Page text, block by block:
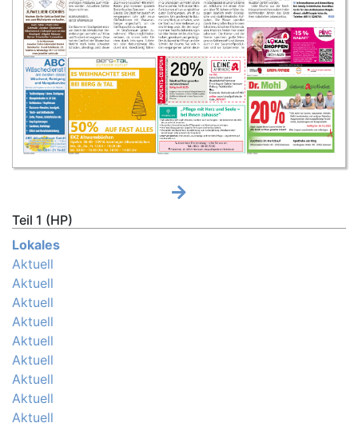
Teil 1 (HP)
Lokales
Aktuell
Aktuell
Aktuell
Aktuell
Aktuell
Aktuell
Aktuell
Aktuell
Aktuell